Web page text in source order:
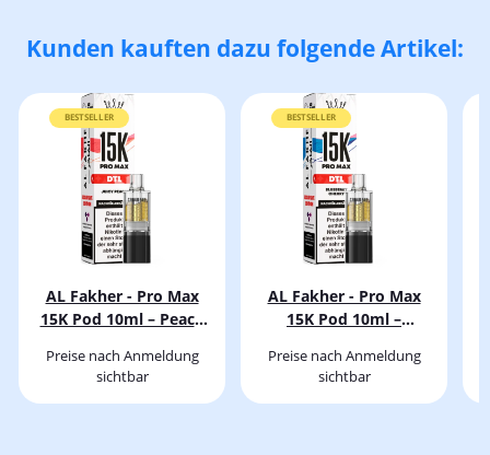
Kunden kauften dazu folgende Artikel:
BESTSELLER
AL Fakher - Pro Max
15K Pod 10ml – Peach
Preise nach Anmeldung
sichtbar
BESTSELLER
AL Fakher - Pro Max
15K Pod 10ml –
Preise nach Anmeldung
sichtbar